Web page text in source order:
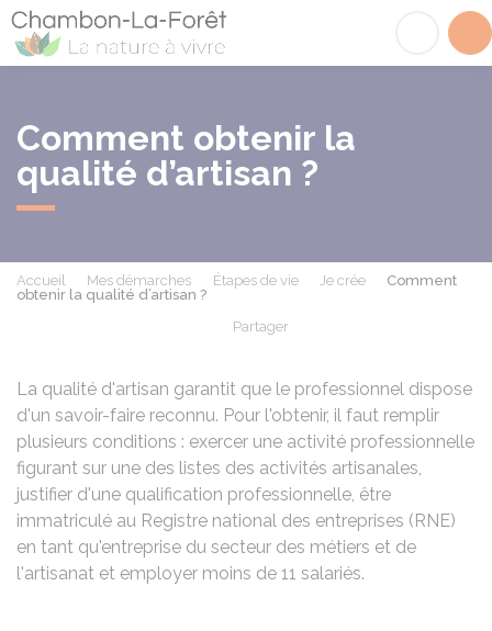
Comment obtenir la
qualité d’artisan ?
Accueil Mes démarches Étapes de vie Je crée
Comment
obtenir la qualité d’artisan ?
Partager
La qualité d'artisan garantit que le professionnel dispose
d'un savoir-faire reconnu. Pour l'obtenir, il faut remplir
plusieurs conditions : exercer une activité professionnelle
figurant sur une des listes des activités artisanales,
justifier d'une qualification professionnelle, être
immatriculé au Registre national des entreprises (RNE)
en tant qu'entreprise du secteur des métiers et de
l'artisanat et employer moins de 11 salariés.